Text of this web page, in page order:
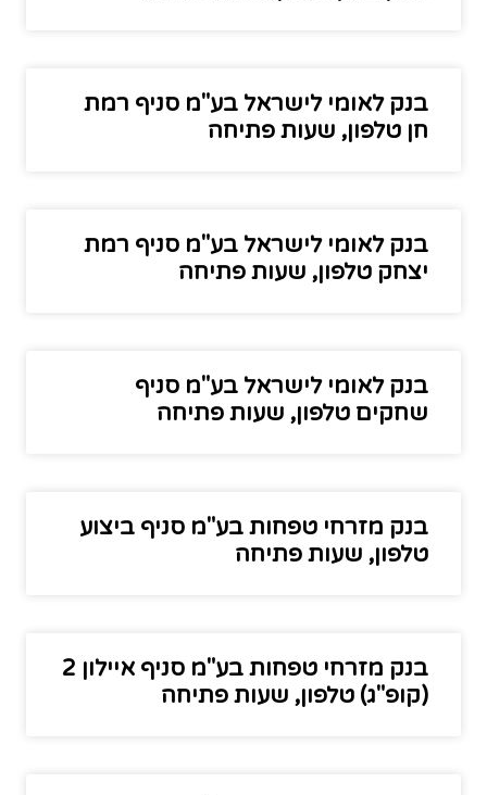
בנק לאומי לישראל בע"מ סניף רמת
חן טלפון, שעות פתיחה
בנק לאומי לישראל בע"מ סניף רמת
יצחק טלפון, שעות פתיחה
בנק לאומי לישראל בע"מ סניף
שחקים טלפון, שעות פתיחה
בנק מזרחי טפחות בע"מ סניף ביצוע
טלפון, שעות פתיחה
בנק מזרחי טפחות בע"מ סניף איילון 2
(קופ"ג) טלפון, שעות פתיחה